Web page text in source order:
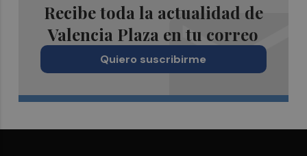
Recibe toda la actualidad de
Valencia Plaza en tu correo
Quiero suscribirme